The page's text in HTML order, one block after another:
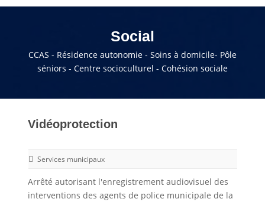
Social
CCAS - Résidence autonomie - Soins à domicile- Pôle
séniors - Centre socioculturel - Cohésion sociale
Vidéoprotection
Services municipaux
Arrêté autorisant l'enregistrement audiovisuel des
interventions des agents de police municipale de la